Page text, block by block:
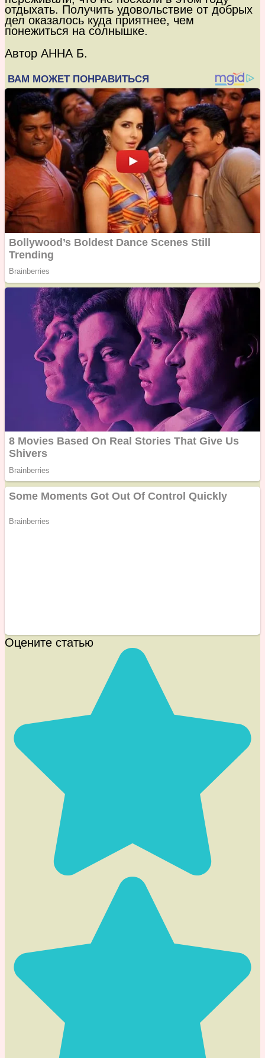
отдыхать. Получить удовольствие от добрых
дел оказалось куда приятнее, чем
понежиться на солнышке.
Автор АННА Б.
Оцените статью